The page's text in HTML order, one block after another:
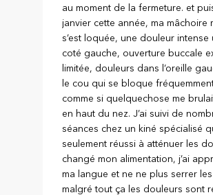
au moment de la fermeture. et
janvier cette année, ma mâchoire
s’est loquée, une douleur intense
coté gauche, ouverture buccale
limitée, douleurs dans l’oreille
le cou qui se bloque
comme si quelquechose me
en haut du nez. J’ai suivi de
séances chez un kiné spécialisé
seulement réussi à atténuer les
changé mon alimentation, j’ai
ma langue et ne ne plus serrer
malgré tout ça les douleurs sont